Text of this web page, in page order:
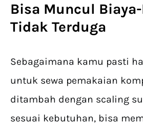
Bisa Muncul
Tidak Terduga
Sebagaimana kamu pasti
untuk sewa pemakaian
ditambah dengan scaling
sesuai kebutuhan, bisa